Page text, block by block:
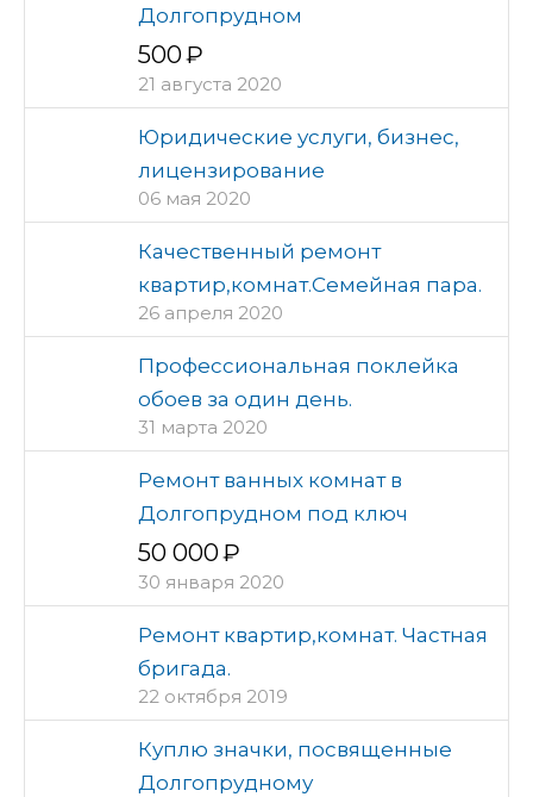
Долгопрудном
500
21 августа 2020
Юридические услуги, бизнес,
лицензирование
06 мая 2020
Качественный ремонт
квартир,комнат.Семейная пара.
26 апреля 2020
Профессиональная поклейка
обоев за один день.
31 марта 2020
Ремонт ванных комнат в
Долгопрудном под ключ
50 000
30 января 2020
Ремонт квартир,комнат. Частная
бригада.
22 октября 2019
Куплю значки, посвященные
Долгопрудному